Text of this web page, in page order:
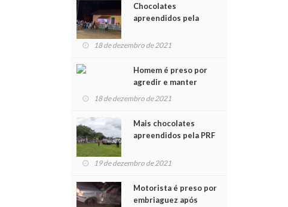
Chocolates
apreendidos pela
para crianças na
18 de dezembro de 2021
Homem é preso por
agredir e manter
mulher em cárcere
18 de dezembro de 2021
Mais chocolates
apreendidos pela PRF
crianças no Natal
19 de dezembro de 2021
Motorista é preso por
embriaguez após